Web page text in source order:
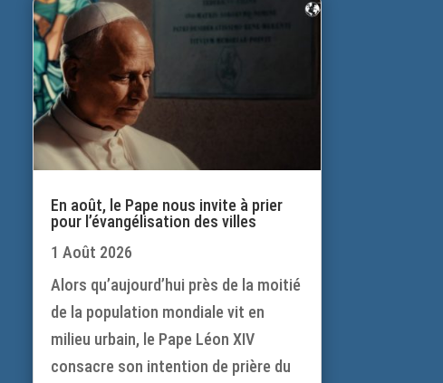
En août, le Pape nous invite à prier
pour l’évangélisation des villes
1 Août 2026
Alors qu’aujourd’hui près de la moitié
de la population mondiale vit en
milieu urbain, le Pape Léon XIV
consacre son intention de prière du